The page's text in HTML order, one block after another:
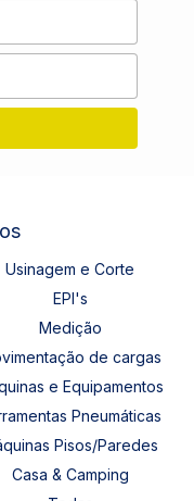
Usinagem e Corte
EPI's
Medição
de cargas
e Equipamentos
Pneumáticas
Pisos/Paredes
Casa & Camping